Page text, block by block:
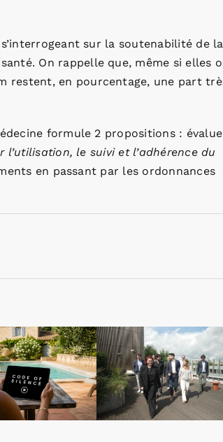
sur la soutenabilité de la
On rappelle que, même si elles
restent, en pourcentage, une part
formule 2 propositions :
l’utilisation, le suivi et l’adhérence du
en passant par les ordonnances